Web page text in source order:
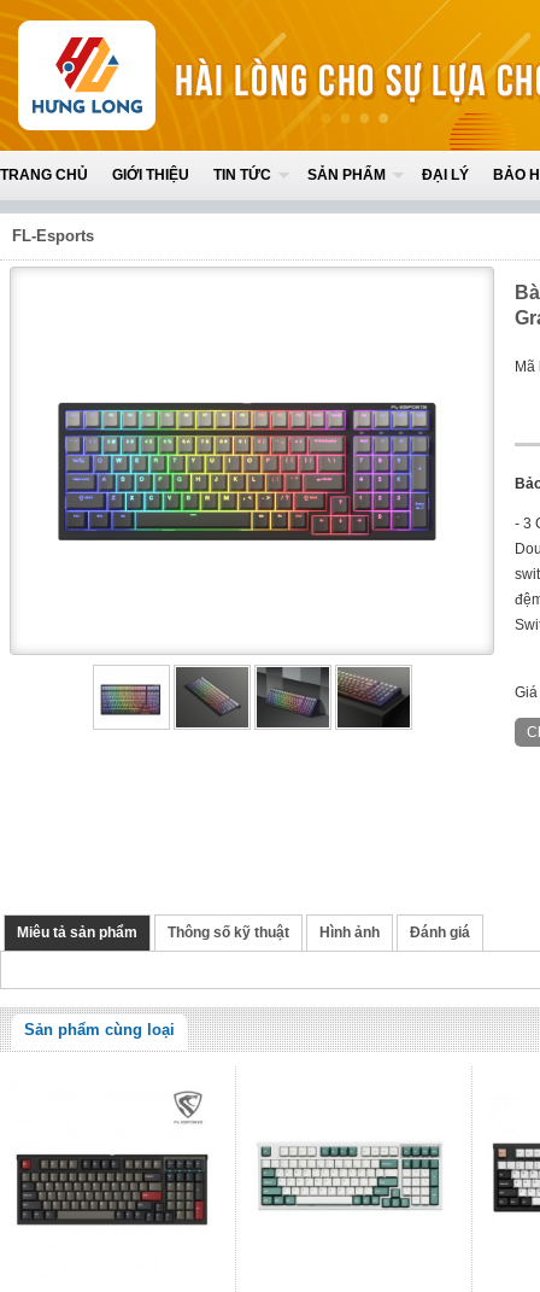
TRANG CHỦ GIỚI THIỆU TIN TỨC SẢN PHẨM ĐẠI LÝ BẢO
FL-Esports
Mã
- 3
Miêu tả sản phẩm Thông số kỹ thuật Hình ảnh Đánh giá
Sản phẩm cùng loại